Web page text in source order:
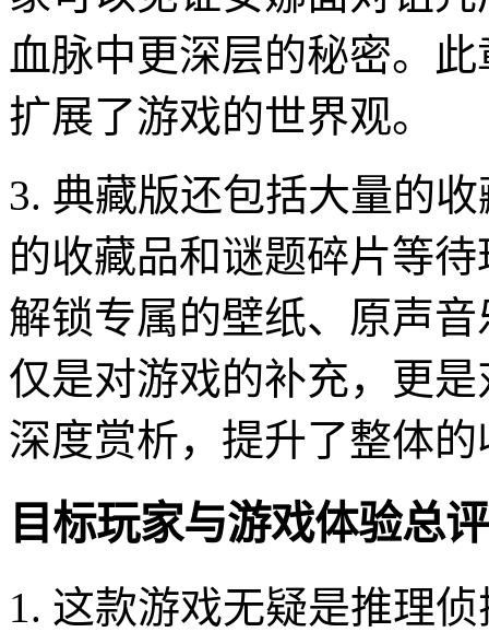
血脉中更深层的秘密。
扩展了游戏的世界观。
3. 典藏版还包括大量的
的收藏品和谜题碎片等
解锁专属的壁纸、原声
仅是对游戏的补充，更
深度赏析，提升了整体
目标玩家与游戏体验总评
1. 这款游戏无疑是推理